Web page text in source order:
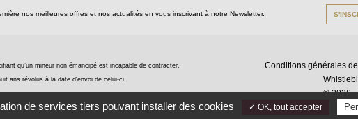
nos meilleures offres et nos actualités en vous inscrivant à notre Newsletter.
qu’un mineur non émancipé est incapable de contracter,
ans révolus à la date d'envoi de celui-ci.
Conditions générales
© 2026 -
de services tiers pouvant installer des cookies ✓ OK, tout accepter